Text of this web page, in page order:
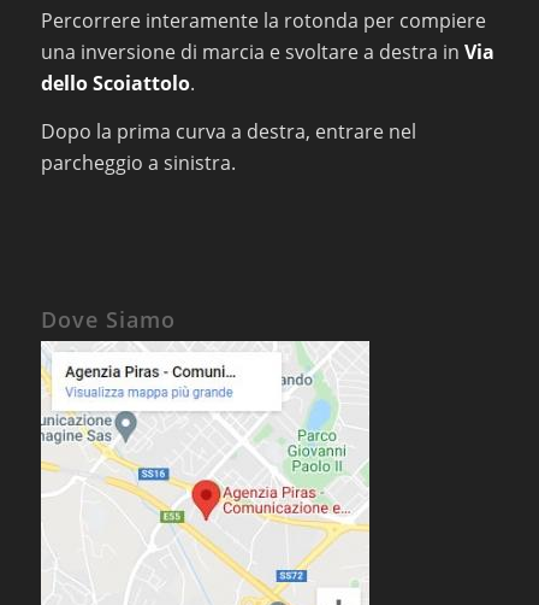
Percorrere interamente la rotonda per compiere
una inversione di marcia e svoltare a destra in Via
dello Scoiattolo.
Dopo la prima curva a destra, entrare nel
parcheggio a sinistra.
Dove Siamo